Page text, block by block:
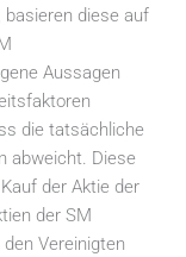
diese auf
Aussagen
die tatsächliche
abweicht. Diese
der Aktie der
der SM
Vereinigten